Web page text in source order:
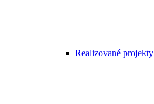
Realizované projekty